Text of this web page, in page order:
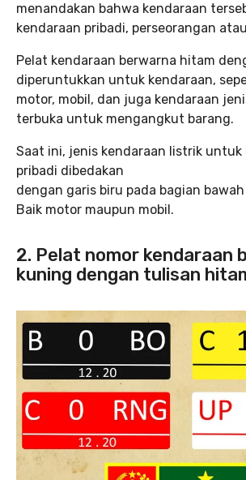
menandakan bahwa kendaraan
kendaraan pribadi, perseorangan
Pelat kendaraan berwarna hitam
diperuntukkan untuk kendaraan,
motor, mobil, dan juga kendaraan
terbuka untuk mengangkut barang.
Saat ini, jenis kendaraan listrik untuk
pribadi dibedakan
dengan garis biru pada bagian
Baik motor maupun mobil.
2. Pelat nomor kendaraan
kuning dengan tulisan